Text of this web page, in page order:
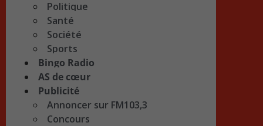
Politique
Santé
Société
Sports
Bingo Radio
AS de cœur
Publicité
Annoncer sur FM103,3
Concours